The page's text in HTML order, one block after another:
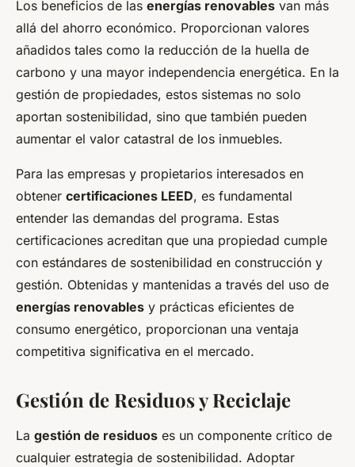
Los beneficios de las energías renovables van más
allá del ahorro económico. Proporcionan valores
añadidos tales como la reducción de la huella de
carbono y una mayor independencia energética. En la
gestión de propiedades, estos sistemas no solo
aportan sostenibilidad, sino que también pueden
aumentar el valor catastral de los inmuebles.
Para las empresas y propietarios interesados en
obtener certificaciones LEED, es fundamental
entender las demandas del programa. Estas
certificaciones acreditan que una propiedad cumple
con estándares de sostenibilidad en construcción y
gestión. Obtenidas y mantenidas a través del uso de
energías renovables y prácticas eficientes de
consumo energético, proporcionan una ventaja
competitiva significativa en el mercado.
Gestión de Residuos y Reciclaje
La gestión de residuos es un componente crítico de
cualquier estrategia de sostenibilidad. Adoptar